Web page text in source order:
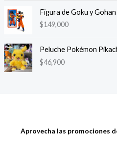
Figura de Goku y
$149,000
Peluche Pokémon
$46,900
Aprovecha las promociones